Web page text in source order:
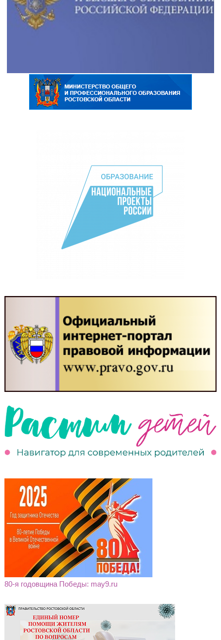
80-я годовщина Победы: may9.ru